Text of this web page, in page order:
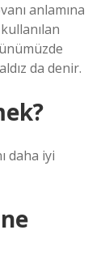
anlamına
da denir.
daha iyi